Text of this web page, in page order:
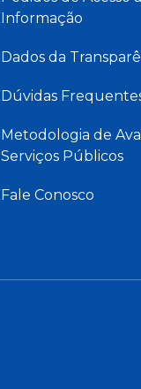
Informação
Dados da
Dúvidas
Metodologia de
Serviços Públicos
Fale Conosco